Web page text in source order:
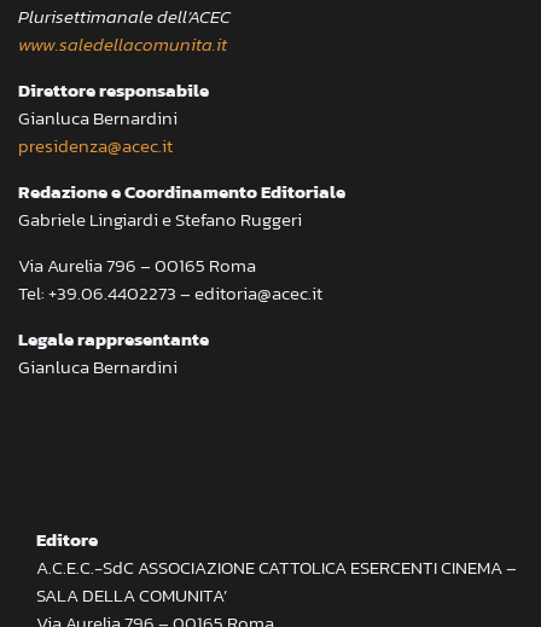
Plurisettimanale dell’ACEC
www.saledellacomunita.it
Direttore responsabile
Gianluca Bernardini
presidenza@acec.it
Redazione e Coordinamento Editoriale
Gabriele Lingiardi e Stefano Ruggeri
Via Aurelia 796 – 00165 Roma
Tel: +39.06.4402273 – editoria@acec.it
Legale rappresentante
Gianluca Bernardini
Editore
A.C.E.C.-SdC ASSOCIAZIONE CATTOLICA ESERCENTI CINEMA –
SALA DELLA COMUNITA’